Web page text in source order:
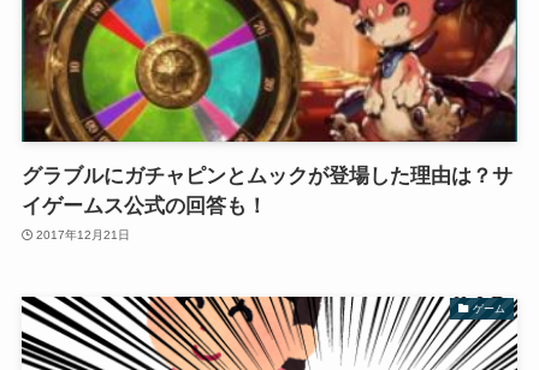
グラブルにガチャピンとムックが登場した理由は？サ
イゲームス公式の回答も！
2017年12月21日
ゲーム